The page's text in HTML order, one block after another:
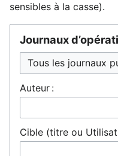
sensibles à la casse).
Journaux
Auteur :
Cible (titre ou